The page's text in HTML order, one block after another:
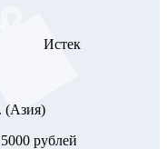
Истек
(Азия)
рублей